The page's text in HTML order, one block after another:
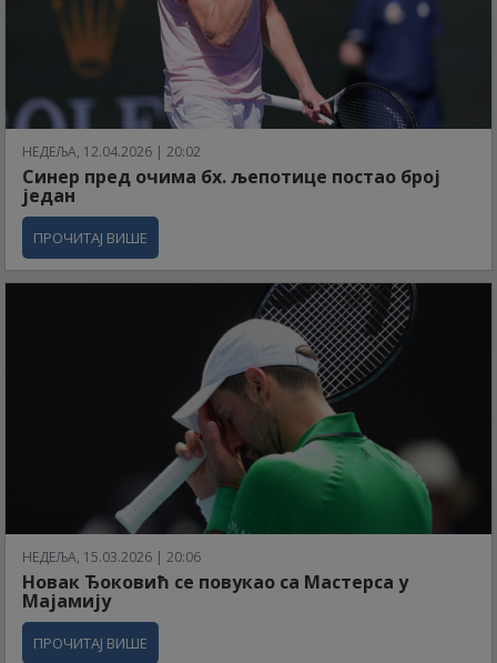
НЕДЕЉА, 12.04.2026 | 20:02
Синер пред очима бх. љепотице постао број
један
ПРОЧИТАЈ ВИШЕ
НЕДЕЉА, 15.03.2026 | 20:06
Новак Ђоковић се повукао са Мастерса у
Мајамију
ПРОЧИТАЈ ВИШЕ